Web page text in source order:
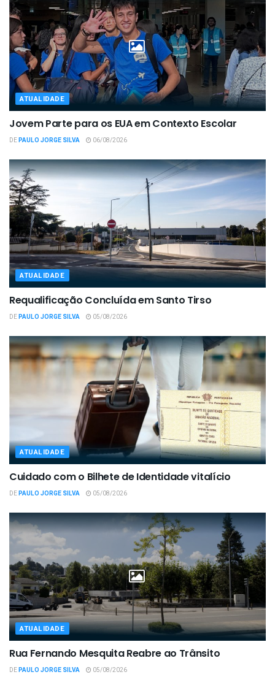
ATUALIDADE
Jovem Parte para os EUA em Contexto Escolar
DEPAULO JORGE SILVA 06/08/2026
ATUALIDADE
Requalificação Concluída em Santo Tirso
DEPAULO JORGE SILVA 05/08/2026
ATUALIDADE
Cuidado com o Bilhete de Identidade vitalício
DEPAULO JORGE SILVA 05/08/2026
ATUALIDADE
Rua Fernando Mesquita Reabre ao Trânsito
DEPAULO JORGE SILVA 05/08/2026